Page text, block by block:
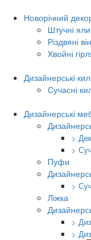
Новорічний
Штучні
Різдвяні
Хвойні
Дизайнерські
Сучасні
Дизайнерські
>
>
Пуфи
>
Ліжка
>
>